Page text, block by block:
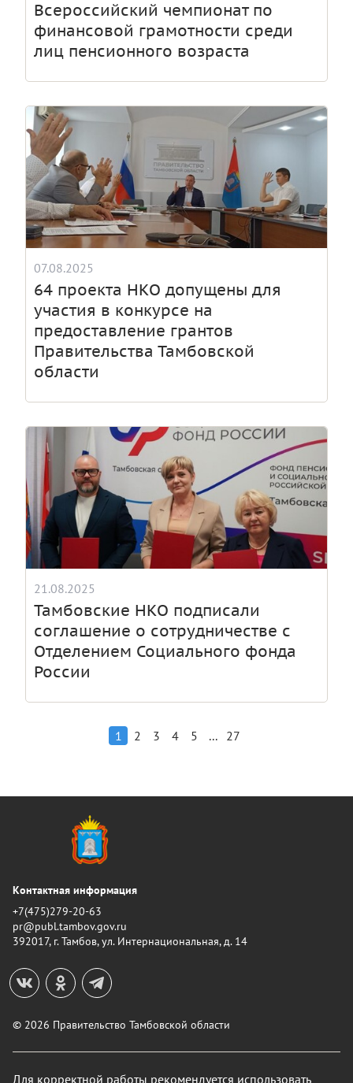
Всероссийский чемпионат по
финансовой грамотности среди
лиц пенсионного возраста
07.08.2025
64 проекта НКО допущены для
участия в конкурсе на
предоставление грантов
Правительства Тамбовской
области
21.08.2025
Тамбовские НКО подписали
соглашение о сотрудничестве с
Отделением Социального фонда
России
1 2 3 4 5 ... 27
Контактная информация
+7(475)279-20-63
pr@publ.tambov.gov.ru
392017, г. Тамбов, ул. Интернациональная, д. 14
© 2026 Правительство Тамбовской области
Для корректной работы рекомендуется использовать